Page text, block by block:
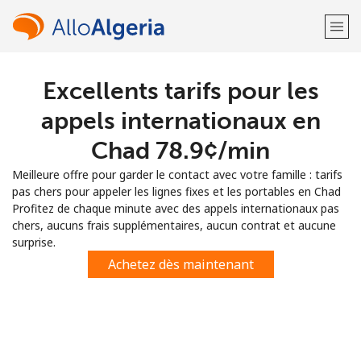
Bienvenue!
Vous avez déjà un compte?
S'enregistrer avec
ou
Excellents tarifs pour les
appels internationaux en
Chad ⁦78.9¢⁩/min
Meilleure offre pour garder le contact avec votre famille : tarifs
pas chers pour appeler les lignes fixes et les portables en Chad
Profitez de chaque minute avec des appels internationaux pas
chers, aucuns frais supplémentaires, aucun contrat et aucune
surprise.
Achetez dès maintenant